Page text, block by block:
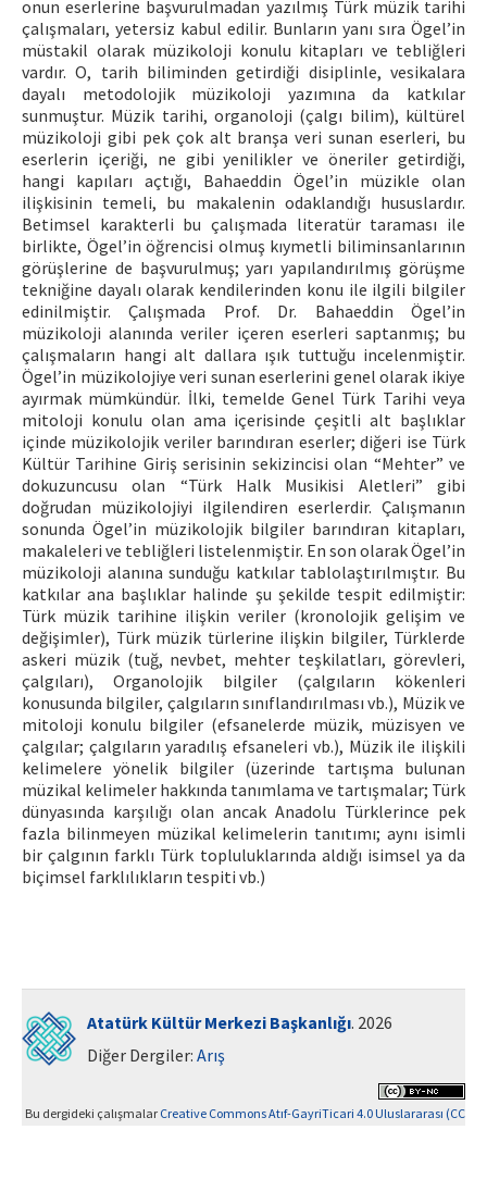
onun eserlerine başvurulmadan yazılmış Türk müzik tarihi
çalışmaları, yetersiz kabul edilir. Bunların yanı sıra Ögel’in
müstakil olarak müzikoloji konulu kitapları ve tebliğleri
vardır. O, tarih biliminden getirdiği disiplinle, vesikalara
dayalı metodolojik müzikoloji yazımına da katkılar
sunmuştur. Müzik tarihi, organoloji (çalgı bilim), kültürel
müzikoloji gibi pek çok alt branşa veri sunan eserleri, bu
eserlerin içeriği, ne gibi yenilikler ve öneriler getirdiği,
hangi kapıları açtığı, Bahaeddin Ögel’in müzikle olan
ilişkisinin temeli, bu makalenin odaklandığı hususlardır.
Betimsel karakterli bu çalışmada literatür taraması ile
birlikte, Ögel’in öğrencisi olmuş kıymetli biliminsanlarının
görüşlerine de başvurulmuş; yarı yapılandırılmış görüşme
tekniğine dayalı olarak kendilerinden konu ile ilgili bilgiler
edinilmiştir. Çalışmada Prof. Dr. Bahaeddin Ögel’in
müzikoloji alanında veriler içeren eserleri saptanmış; bu
çalışmaların hangi alt dallara ışık tuttuğu incelenmiştir.
Ögel’in müzikolojiye veri sunan eserlerini genel olarak ikiye
ayırmak mümkündür. İlki, temelde Genel Türk Tarihi veya
mitoloji konulu olan ama içerisinde çeşitli alt başlıklar
içinde müzikolojik veriler barındıran eserler; diğeri ise Türk
Kültür Tarihine Giriş serisinin sekizincisi olan “Mehter” ve
dokuzuncusu olan “Türk Halk Musikisi Aletleri” gibi
doğrudan müzikolojiyi ilgilendiren eserlerdir. Çalışmanın
sonunda Ögel’in müzikolojik bilgiler barındıran kitapları,
makaleleri ve tebliğleri listelenmiştir. En son olarak Ögel’in
müzikoloji alanına sunduğu katkılar tablolaştırılmıştır. Bu
katkılar ana başlıklar halinde şu şekilde tespit edilmiştir:
Türk müzik tarihine ilişkin veriler (kronolojik gelişim ve
değişimler), Türk müzik türlerine ilişkin bilgiler, Türklerde
askeri müzik (tuğ, nevbet, mehter teşkilatları, görevleri,
çalgıları), Organolojik bilgiler (çalgıların kökenleri
konusunda bilgiler, çalgıların sınıflandırılması vb.), Müzik ve
mitoloji konulu bilgiler (efsanelerde müzik, müzisyen ve
çalgılar; çalgıların yaradılış efsaneleri vb.), Müzik ile ilişkili
kelimelere yönelik bilgiler (üzerinde tartışma bulunan
müzikal kelimeler hakkında tanımlama ve tartışmalar; Türk
dünyasında karşılığı olan ancak Anadolu Türklerince pek
fazla bilinmeyen müzikal kelimelerin tanıtımı; aynı isimli
bir çalgının farklı Türk topluluklarında aldığı isimsel ya da
biçimsel farklılıkların tespiti vb.)
Atatürk Kültür Merkezi Başkanlığı. 2026
Diğer Dergiler: Arış
Bu dergideki çalışmalar Creative Commons Atıf-GayriTicari 4.0 Uluslararası (CC